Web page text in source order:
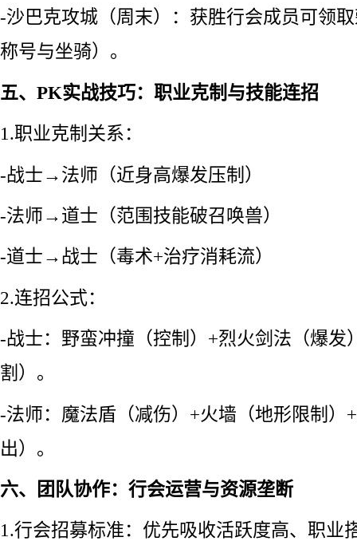
-沙巴克攻城（周末）：获胜行会成员可领
称号与坐骑）。
五、PK实战技巧：职业克制与技能连招
1.职业克制关系：
-战士→法师（近身高爆发压制）
-法师→道士（范围技能破召唤兽）
-道士→战士（毒术+治疗消耗流）
2.连招公式：
-战士：野蛮冲撞（控制）+烈火剑法（爆发
割）。
-法师：魔法盾（减伤）+火墙（地形限制）
出）。
六、团队协作：行会运营与资源垄断
1.行会招募标准：优先吸收活跃度高、职业